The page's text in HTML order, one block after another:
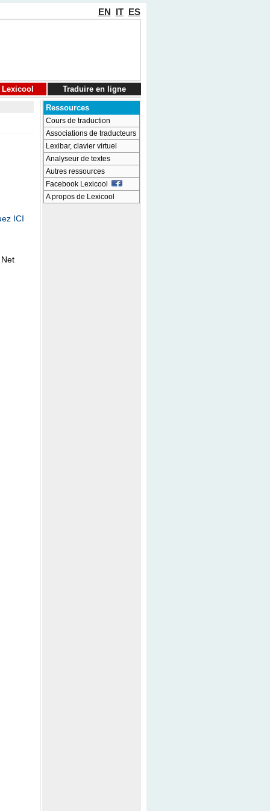
EN IT ES
Traduire en ligne
ICI
Ressources
Cours de traduction
Associations de traducteurs
Lexibar, clavier virtuel
Analyseur de textes
Autres ressources
Facebook Lexicool
A propos de Lexicool